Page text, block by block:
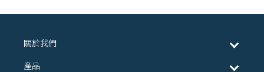
關於我們
產品